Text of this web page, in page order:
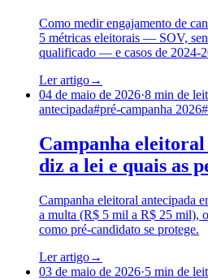
Como medir engajamento de
5 métricas eleitorais — SOV,
qualificado — e casos de 2024-
Ler artigo→
04 de maio de 2026·8 min de
antecipada#pré-campanha 2026#
Campanha
diz a lei e quais as
Campanha eleitoral antecipada
a multa (R$ 5 mil a R$ 25 mil),
como pré-candidato se protege.
Ler artigo→
03 de maio de 2026·5 min de